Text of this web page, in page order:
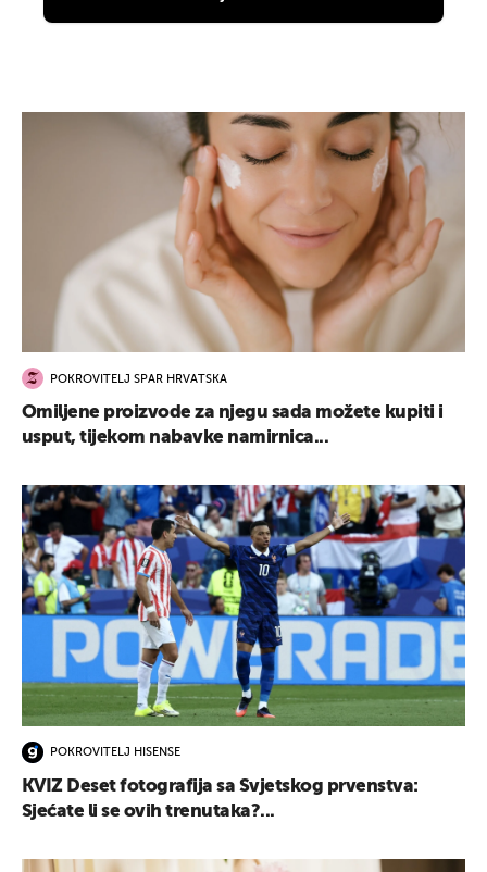
POKROVITELJ SPAR HRVATSKA
Omiljene proizvode za njegu sada možete kupiti i
usput, tijekom nabavke namirnica...
POKROVITELJ HISENSE
KVIZ Deset fotografija sa Svjetskog prvenstva:
Sjećate li se ovih trenutaka?...